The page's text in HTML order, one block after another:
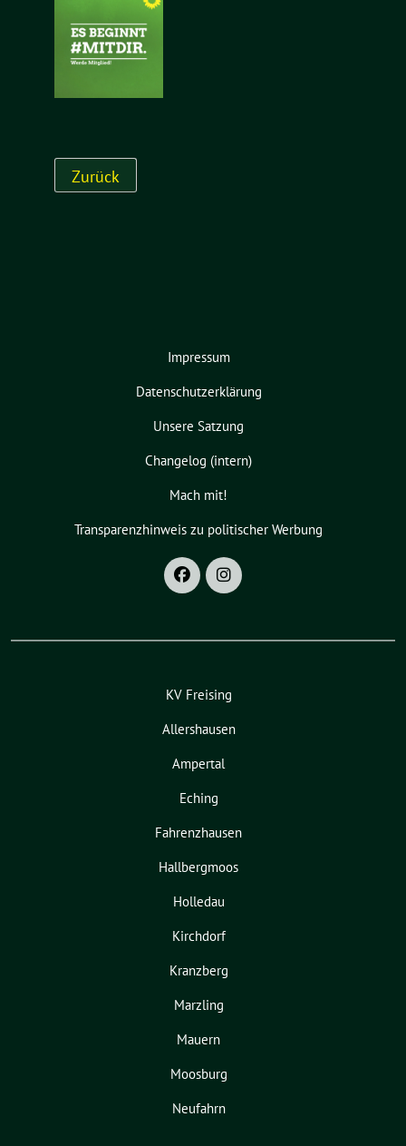
Impressum
Datenschutzerklärung
Unsere Satzung
Changelog (intern)
Mach mit!
Transparenzhinweis zu politischer Werbung
KV Freising
Allershausen
Ampertal
Eching
Fahrenzhausen
Hallbergmoos
Holledau
Kirchdorf
Kranzberg
Marzling
Mauern
Moosburg
Neufahrn